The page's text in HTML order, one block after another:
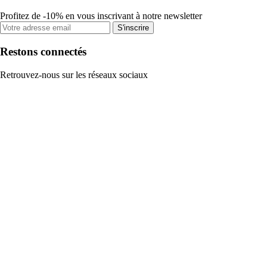
Profitez de -10% en vous inscrivant à notre newsletter
S'inscrire
Restons connectés
Retrouvez-nous sur les réseaux sociaux